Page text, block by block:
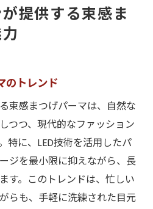
提供する束感ま
のトレンド
束感まつげパーマは、自然な
つつ、現代的なファッション
特に、LED技術を活用したパ
ジを最小限に抑えながら、長
す。このトレンドは、忙しい
らも、手軽に洗練された目元